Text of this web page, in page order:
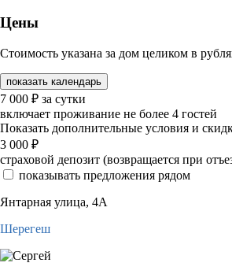
Цены
Стоимость указана за дом целиком в
показать календарь
7 000 ₽ за сутки
включает проживание не более 4 гостей
Показать дополнительные условия и
3 000 ₽
страховой депозит (возвращается при
показывать предложения рядом
Янтарная улица, 4А
Шерегеш